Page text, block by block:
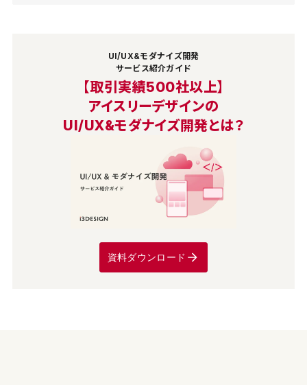
UI/UX&モダナイズ開発
サービス紹介ガイド
【取引実績500社以上】
アイスリーデザインの
UI/UX&モダナイズ開発とは？
資料ダウンロード